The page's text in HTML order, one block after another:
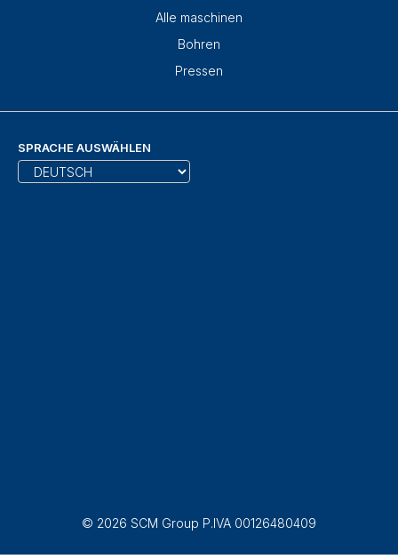
Alle maschinen
Bohren
Pressen
SPRACHE AUSWÄHLEN
© 2026 SCM Group P.IVA 00126480409